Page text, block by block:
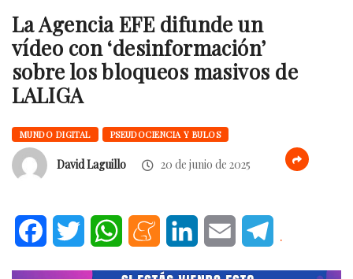
La Agencia EFE difunde un
vídeo con ‘desinformación’
sobre los bloqueos masivos de
LALIGA
MUNDO DIGITAL PSEUDOCIENCIA Y BULOS
David Laguillo 20 de junio de 2025
FacebookTwitter WhatsAppMeneameLinkedInEmail .